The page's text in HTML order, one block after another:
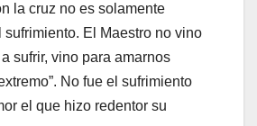
la cruz no es solamente
sufrimiento. El Maestro no vino
sufrir, vino para amarnos
No fue el sufrimiento
el que hizo redentor su